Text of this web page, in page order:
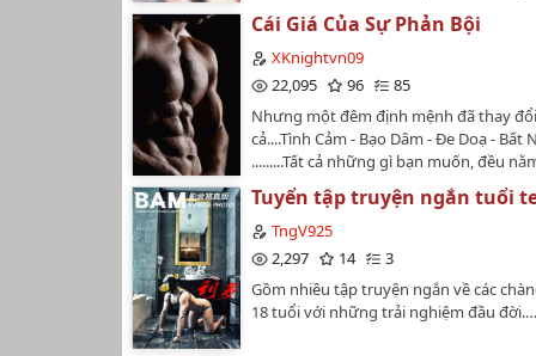
Cái Giá Của Sự Phản Bội
XKnightvn09
22,095
96
85
Nhưng một đêm định mệnh đã thay
cả....Tình Cảm - Bạo Dâm - Đe Doạ - Bất
.........Tất cả những gì bạn muốn, đều
câu trong truyện này.Lịch ra truyện:
người yêu thích truyện có thể cmt, đánh
giả có thêm động lực.Xin cảm ơn!!!…
Tuyển tập truyện ngắn tuổi
TngV925
2,297
14
3
Gồm nhiều tập truyện ngắn về các
18 tuổi với những trải nghiệm đầu đời.…